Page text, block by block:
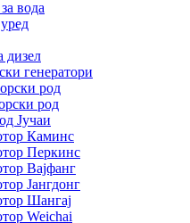
вода
дизел
генератори
род
род
Јучаи
Каминс
Перкинс
Вајфанг
Јангдонг
Шангај
Weichai